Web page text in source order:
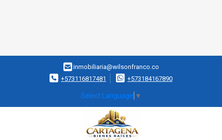
inmobiliaria@wilsonfranco.co
+573116817481
+573184167890
Select Language ▼